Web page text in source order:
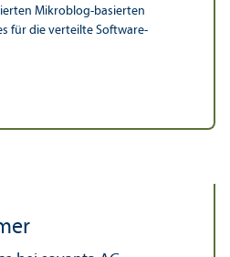
Mikroblog-basierten
für die verteilte Software­